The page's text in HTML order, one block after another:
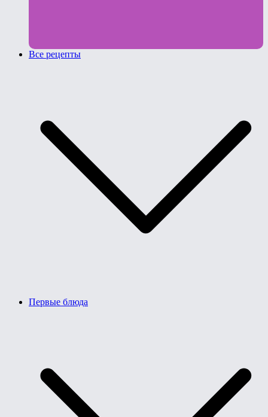
Все рецепты
Первые блюда